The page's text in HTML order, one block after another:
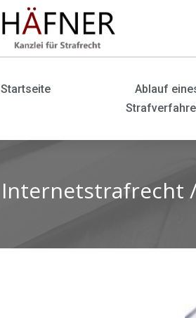
Startseite
Ablauf
Internetstrafrecht